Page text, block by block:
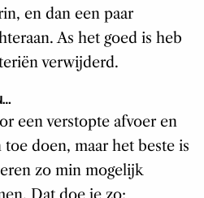
en dan een paar
As het goed is heb
verwijderd.
een verstopte afvoer en
doen, maar het beste is
zo min mogelijk